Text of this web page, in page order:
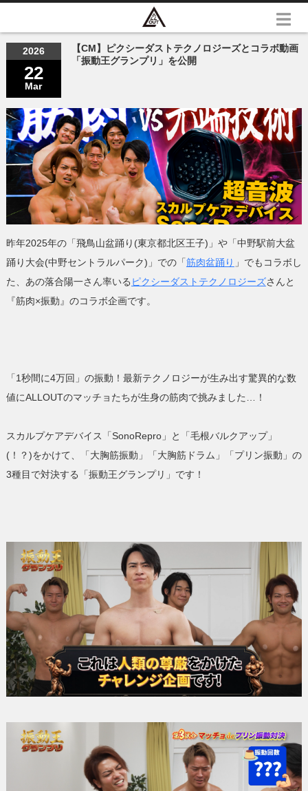
2026
22
Mar
【CM】ピクシーダストテクノロジーズとコラボ動画
「振動王グランプリ」を公開
昨年2025年の「飛鳥山盆踊り(東京都北区王子)」や「中野駅前大盆
踊り大会(中野セントラルパーク)」での「筋肉盆踊り 」でもコラボし
た、あの落合陽一さん率いる ピクシーダストテクノロジーズさんと
『筋肉×振動』のコラボ企画です。
「1秒間に4万回」の振動！最新テクノロジーが生み出す驚異的な数
値にALLOUTのマッチョたちが生身の筋肉で挑みました…！
スカルプケアデバイス「SonoRepro」と「毛根バルクアップ」
(！？)をかけて、「大胸筋振動」「大胸筋ドラム」「プリン振動」の
3種目で対決する「振動王グランプリ」です！